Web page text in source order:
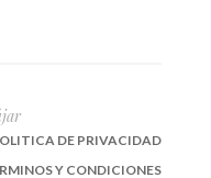
DE PRIVACIDAD
Y CONDICIONES